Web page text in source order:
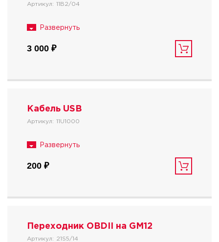
Артикул: 11B2/04
3 000 ₽
Кабель USB
Артикул: 11U1000
200 ₽
Переходник OBDII на GM12
Артикул: 21S5/14